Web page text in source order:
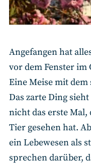
Angefangen hat
vor dem Fenster im
Eine Meise mit
Das zarte Ding
nicht das erste Mal,
Tier gesehen hat.
ein Lebewesen als
sprechen darüber,